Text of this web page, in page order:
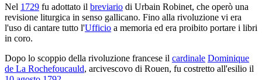
Nel 1729 fu adottato il breviario di Urbain Robinet, che operò una
revisione liturgica in senso gallicano. Fino alla rivoluzione vi era
l'uso di cantare tutto l'Ufficio a memoria ed era proibito portare i libri
in coro.
Dopo lo scoppio della rivoluzione francese il cardinale Dominique
de La Rochefoucauld, arcivescovo di Rouen, fu costretto all'esilio il